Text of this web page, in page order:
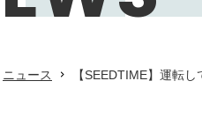
ニュース 【SEEDTIME】運転